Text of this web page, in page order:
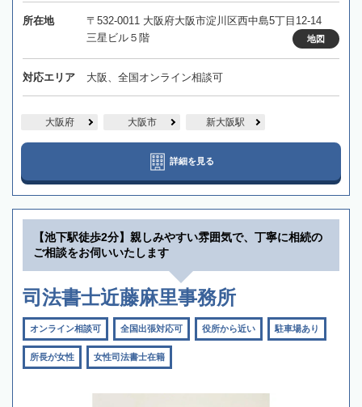
所在地
〒532-0011 大阪府大阪市淀川区西中島5丁目12-14
三星ビル５階
地図
対応エリア 大阪、全国オンライン相談可
大阪府 大阪市 新大阪駅
詳細を見る
【池下駅徒歩2分】親しみやすい雰囲気で、丁寧に相続の
ご相談をお伺いいたします
司法書士近藤麻里事務所
オンライン相談可 全国出張対応可 役所から近い 駐車場あり
所長が女性 女性司法書士在籍